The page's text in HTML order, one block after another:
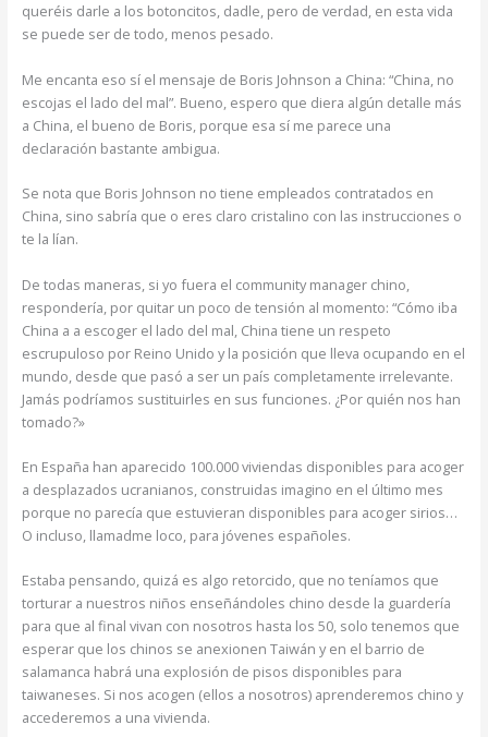
queréis darle a los botoncitos, dadle, pero de verdad, en esta vida
se puede ser de todo, menos pesado.
Me encanta eso sí el mensaje de Boris Johnson a China: “China, no
escojas el lado del mal”. Bueno, espero que diera algún detalle más
a China, el bueno de Boris, porque esa sí me parece una
declaración bastante ambigua.
Se nota que Boris Johnson no tiene empleados contratados en
China, sino sabría que o eres claro cristalino con las instrucciones o
te la lían.
De todas maneras, si yo fuera el community manager chino,
respondería, por quitar un poco de tensión al momento: “Cómo iba
China a a escoger el lado del mal, China tiene un respeto
escrupuloso por Reino Unido y la posición que lleva ocupando en el
mundo, desde que pasó a ser un país completamente irrelevante.
Jamás podríamos sustituirles en sus funciones. ¿Por quién nos han
tomado?»
En España han aparecido 100.000 viviendas disponibles para acoger
a desplazados ucranianos, construidas imagino en el último mes
porque no parecía que estuvieran disponibles para acoger sirios…
O incluso, llamadme loco, para jóvenes españoles.
Estaba pensando, quizá es algo retorcido, que no teníamos que
torturar a nuestros niños enseñándoles chino desde la guardería
para que al final vivan con nosotros hasta los 50, solo tenemos que
esperar que los chinos se anexionen Taiwán y en el barrio de
salamanca habrá una explosión de pisos disponibles para
taiwaneses. Si nos acogen (ellos a nosotros) aprenderemos chino y
accederemos a una vivienda.